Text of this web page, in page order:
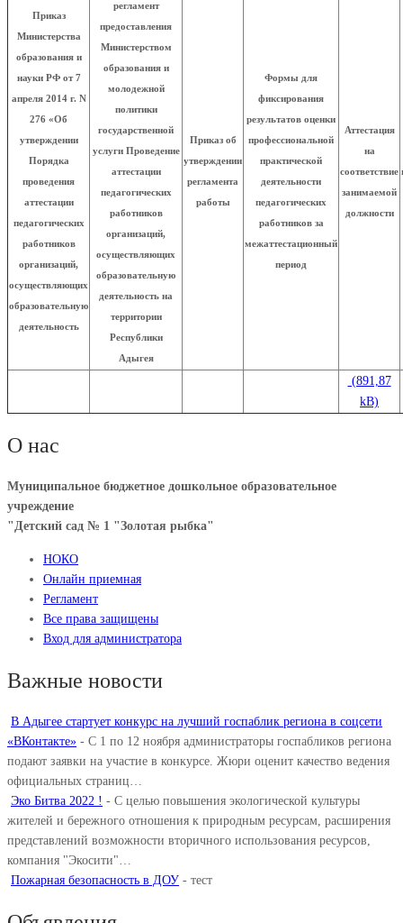
Приказ
Министерства
образования и
науки РФ от 7
апреля 2014 г. N
276 «Об
утверждении
Порядка
проведения
аттестации
педагогических
работников
организаций,
осуществляющих
образовательную
деятельность
регламент
предоставления
Министерством
образования и
молодежной
политики
государственной
услуги Проведение
аттестации
педагогических
работников
организаций,
осуществляющих
образовательную
деятельность на
территории
Республики
Адыгея
Приказ об
утверждении
регламента
работы
Формы для
фиксирования
результатов оценки
профессиональной
практической
деятельности
педагогических
работников за
межаттестационный
период
Аттестация
на
соответствие
занимаемой
должности
О нас
Муниципальное бюджетное дошкольное образовательное
учреждение
"Детский сад № 1 "Золотая рыбка"
НОКО
Онлайн приемная
Регламент
Все права защищены
Вход для администратора
Важные новости
В Адыгее стартует конкурс на лучший госпаблик региона в соцсети
«ВКонтакте» - С 1 по 12 ноября администраторы госпабликов региона
подают заявки на участие в конкурсе. Жюри оценит качество ведения
официальных страниц…
Эко Битва 2022 ! - С целью повышения экологической культуры
жителей и бережного отношения к природным ресурсам, расширения
представлений возможности вторичного использования ресурсов,
компания "Экосити"…
Пожарная безопасность в ДОУ - тест